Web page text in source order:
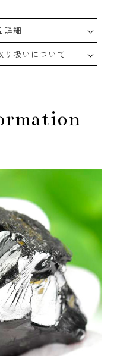
詳細
り扱いについて